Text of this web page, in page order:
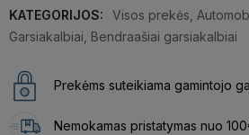
KATEGORIJOS: Visos prekės
Garsiakalbiai Bendraašiai garsiakalbiai
Prekėms suteikiama gamintojo
Nemokamas pristatymas nuo